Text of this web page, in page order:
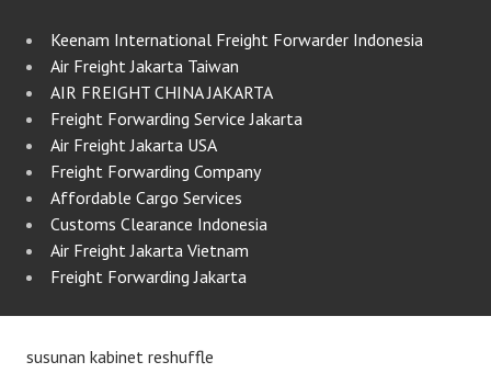
Keenam International Freight Forwarder Indonesia
Air Freight Jakarta Taiwan
AIR FREIGHT CHINA JAKARTA
Freight Forwarding Service Jakarta
Air Freight Jakarta USA
Freight Forwarding Company
Affordable Cargo Services
Customs Clearance Indonesia
Air Freight Jakarta Vietnam
Freight Forwarding Jakarta
susunan kabinet reshuffle